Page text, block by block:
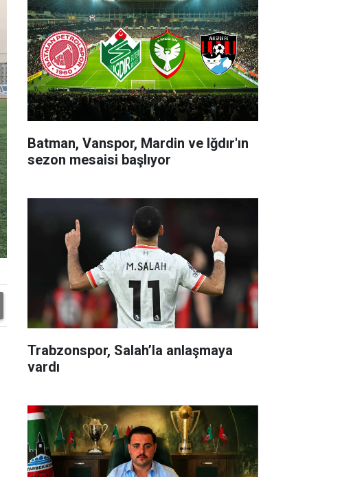
Batman, Vanspor, Mardin ve Iğdır'ın
sezon mesaisi başlıyor
Trabzonspor, Salah’la anlaşmaya
vardı